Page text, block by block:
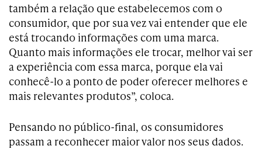
também a relação que estabelecemos com o
consumidor, que por sua vez vai entender que ele
está trocando informações com uma marca.
Quanto mais informações ele trocar, melhor vai ser
a experiência com essa marca, porque ela vai
conhecê-lo a ponto de poder oferecer melhores e
mais relevantes produtos”, coloca.
Pensando no público-final, os consumidores
passam a reconhecer maior valor nos seus dados.